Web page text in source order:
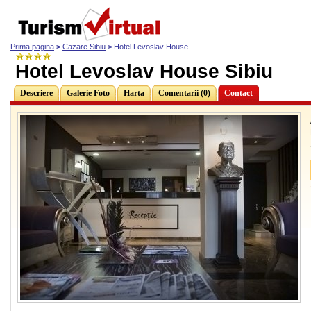
Prima pagina > Cazare Sibiu > Hotel Levoslav House
Hotel Levoslav House Sibiu
Descriere Galerie Foto Harta Comentarii (0) Contact